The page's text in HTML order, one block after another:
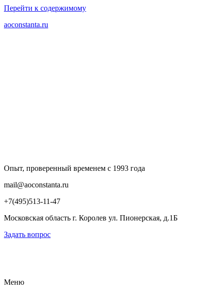
Перейти к содержимому
aoconstanta.ru
Опыт, проверенный временем с 1993 года
mail@aoconstanta.ru
+7(495)513-11-47
Московская область г. Королев ул. Пионерская, д.1Б
Задать вопрос
Меню